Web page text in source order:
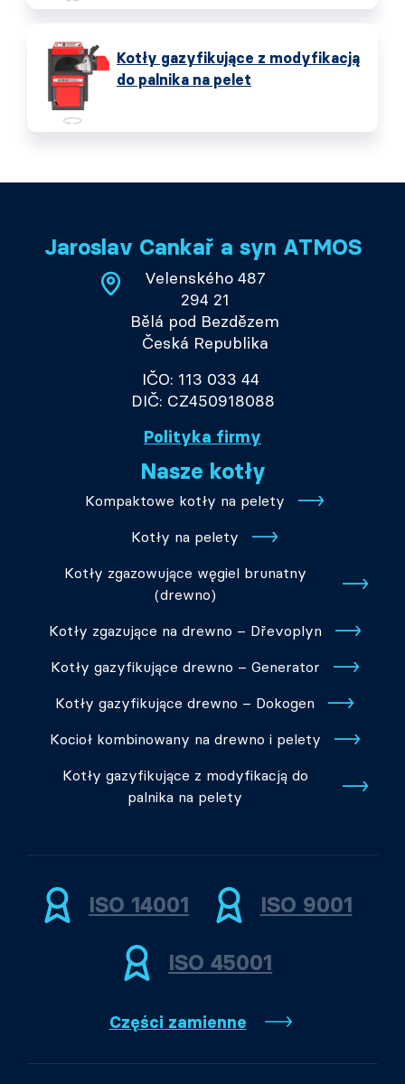
Kotły gazyfikujące z modyfikacją
do palnika na pelet
Jaroslav Cankař a syn ATMOS
Velenského 487
294 21
Bělá pod Bezdězem
Česká Republika
IČO: 113 033 44
DIČ: CZ450918088
Polityka firmy
Nasze kotły
Kompaktowe kotły na pelety
Kotły na pelety
Kotły zgazowujące węgiel brunatny
(drewno)
Kotły zgazujące na drewno – Dřevoplyn
Kotły gazyfikujące drewno – Generator
Kotły gazyfikujące drewno – Dokogen
Kocioł kombinowany na drewno i pelety
Kotły gazyfikujące z modyfikacją do
palnika na pelety
ISO 14001 ISO 9001
ISO 45001
Części zamienne